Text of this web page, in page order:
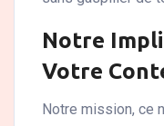
Notre
Votre
Notre mission, ce